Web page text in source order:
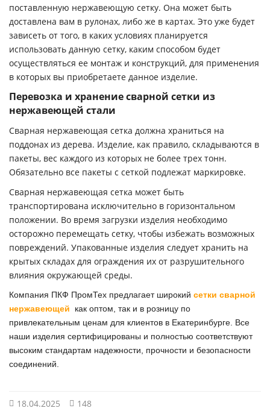
поставленную нержавеющую сетку. Она может быть
доставлена вам в рулонах, либо же в картах. Это уже будет
зависеть от того, в каких условиях планируется
использовать данную сетку, каким способом будет
осуществляться ее монтаж и конструкций, для применения
в которых вы приобретаете данное изделие.
Перевозка и хранение сварной сетки из
нержавеющей стали
Сварная нержавеющая сетка должна храниться на
поддонах из дерева. Изделие, как правило, складываются в
пакеты, вес каждого из которых не более трех тонн.
Обязательно все пакеты с сеткой подлежат маркировке.
Сварная нержавеющая сетка может быть
транспортирована исключительно в горизонтальном
положении. Во время загрузки изделия необходимо
осторожно перемещать сетку, чтобы избежать возможных
повреждений. Упакованные изделия следует хранить на
крытых складах для ограждения их от разрушительного
влияния окружающей среды.
Компания ПКФ ПромТех предлагает широкий сетки сварной
нержавеющей
как оптом, так и в розницу по
привлекательным ценам для клиентов в Екатеринбурге. Все
наши изделия сертифицированы и полностью соответствуют
высоким стандартам надежности, прочности и безопасности
соединений.
18.04.2025 148